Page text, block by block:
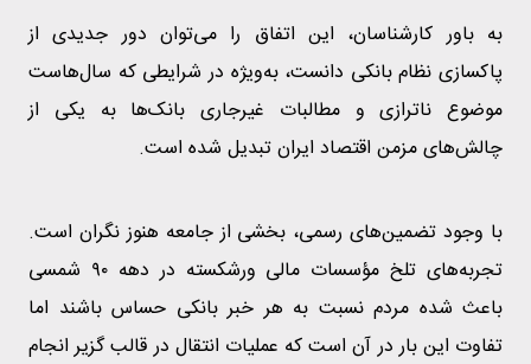
به باور کارشناسان، این اتفاق را می‌توان دور جدیدی از
پاکسازی نظام بانکی دانست، به‌ویژه در شرایطی که سال‌هاست
موضوع ناترازی و مطالبات غیرجاری بانک‌ها به یکی از
چالش‌های مزمن اقتصاد ایران تبدیل شده است.
با وجود تضمین‌های رسمی، بخشی از جامعه هنوز نگران است.
تجربه‌های تلخ مؤسسات مالی ورشکسته در دهه ۹۰ شمسی
باعث شده مردم نسبت به هر خبر بانکی حساس باشند اما
تفاوت این بار در آن است که عملیات انتقال در قالب گزیر انجام